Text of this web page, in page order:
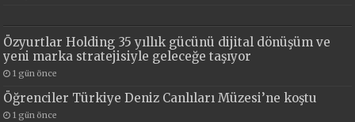
Özyurtlar Holding 35 yıllık gücünü dijital dönüşüm ve
yeni marka stratejisiyle geleceğe taşıyor
1 gün önce
Öğrenciler Türkiye Deniz Canlıları Müzesi’ne koştu
1 gün önce